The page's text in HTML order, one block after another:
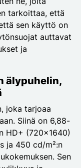
tarkoittaa, että
sen käyttö on
auttavat
ja
älypuhelin,
joka tarjoaa
Siinä on 6,88-
HD+ (720x1640)
ja 450 cd/m²:n
Sen